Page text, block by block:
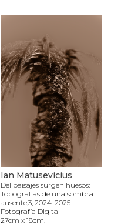
Ian Matusevicius
Del paisajes surgen huesos:
Topografías de una sombra
ausente,3, 2024-2025.
Fotografía Digital
27cm x 18cm.